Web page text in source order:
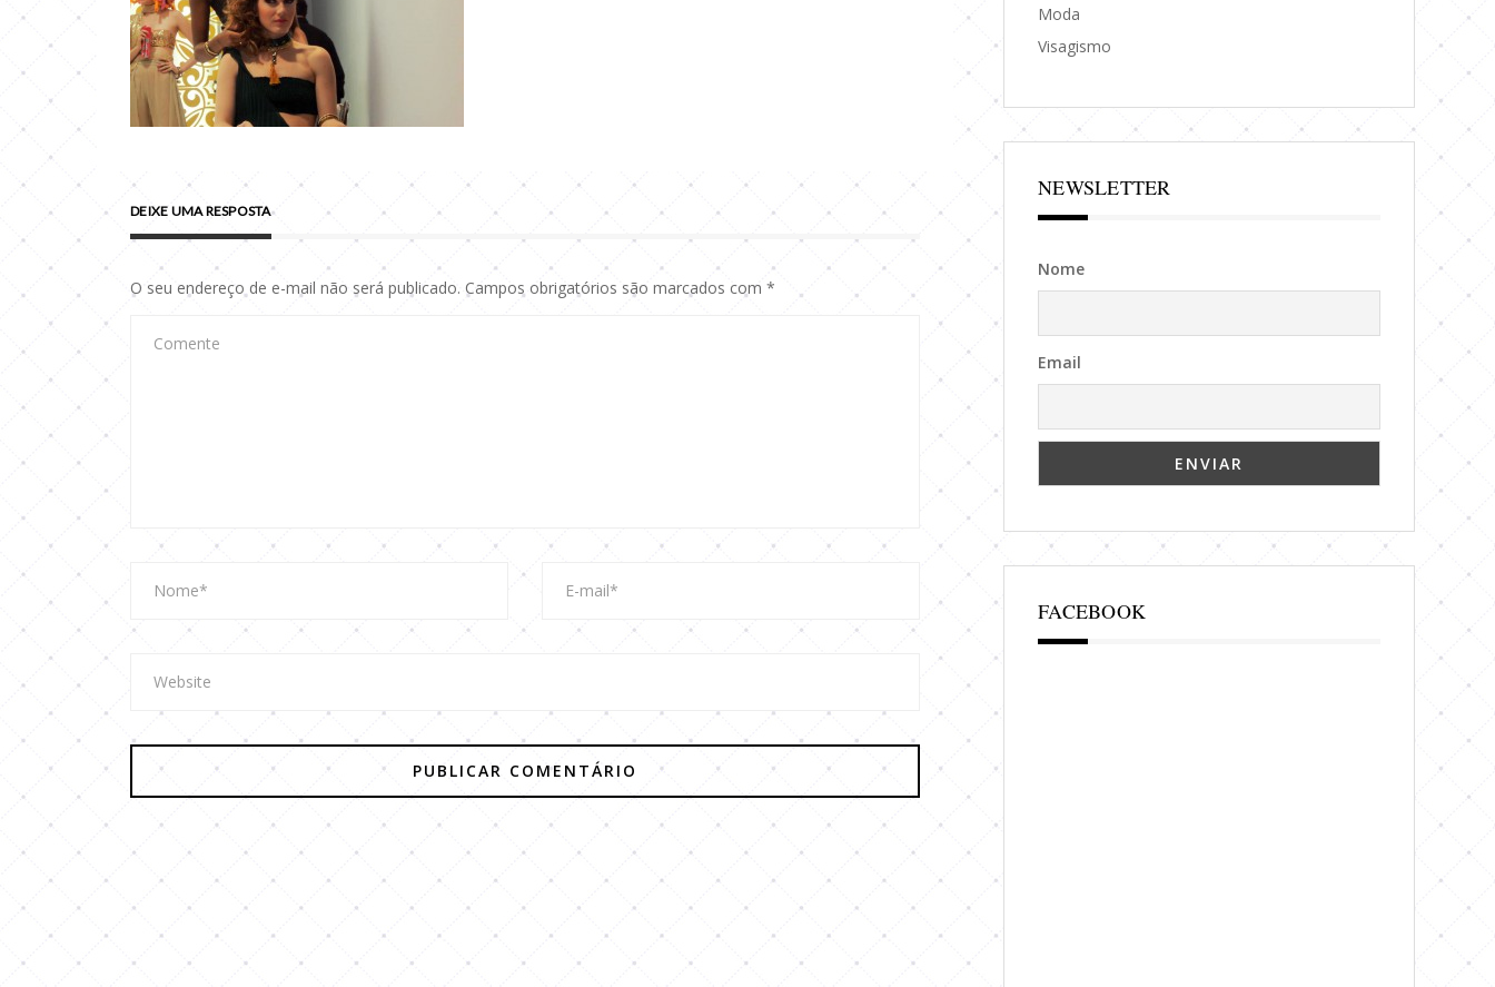
DEIXE UMA RESPOSTA
O seu endereço de e-mail não será publicado. Campos obrigatórios são marcados com *
Moda
Visagismo
NEWSLETTER
Nome
Email
FACEBOOK